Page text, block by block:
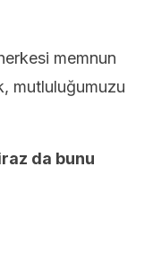
memnun
mutluluğumuzu
da bunu